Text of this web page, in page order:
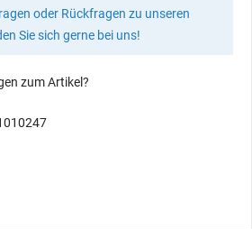
oder Rückfragen zu unseren
Sie sich gerne bei uns!
zum Artikel?